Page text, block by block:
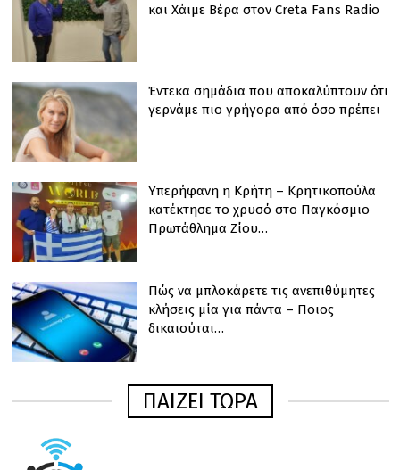
και Χάιμε Βέρα στον Creta Fans Radio
Έντεκα σημάδια που αποκαλύπτουν ότι
γερνάμε πιο γρήγορα από όσο πρέπει
Υπερήφανη η Κρήτη – Κρητικοπούλα
κατέκτησε το χρυσό στο Παγκόσμιο
Πρωτάθλημα Ζίου…
Πώς να μπλοκάρετε τις ανεπιθύμητες
κλήσεις μία για πάντα – Ποιος
δικαιούται…
ΠΑΙΖΕΙ ΤΩΡΑ